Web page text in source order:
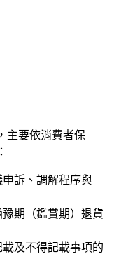
主要依消費者保
申訴、調解程序與
期（鑑賞期）退貨
及不得記載事項的